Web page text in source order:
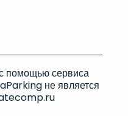
помощью сервиса
не является